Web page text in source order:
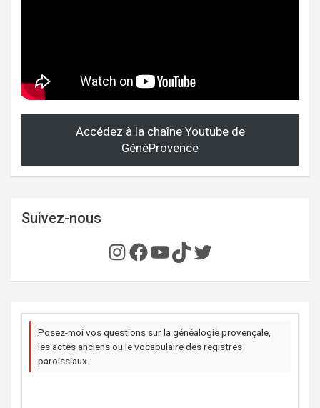
Accédez à la chaîne Youtube de
GénéProvence
Suivez-nous
Instagram
Facebook
YouTube
TikTok
Twitter
Posez-moi vos questions sur la généalogie provençale,
les actes anciens ou le vocabulaire des registres
paroissiaux.